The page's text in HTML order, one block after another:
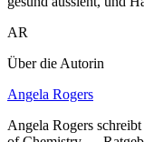
AR
Über die Autorin
Angela Rogers
Angela Rogers